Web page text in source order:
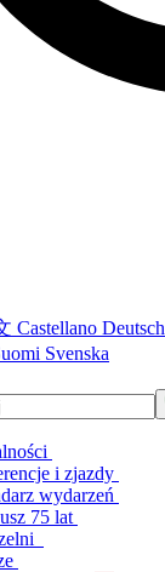
Castellano Deutsch
Svenska
i zjazdy
wydarzeń
75 lat